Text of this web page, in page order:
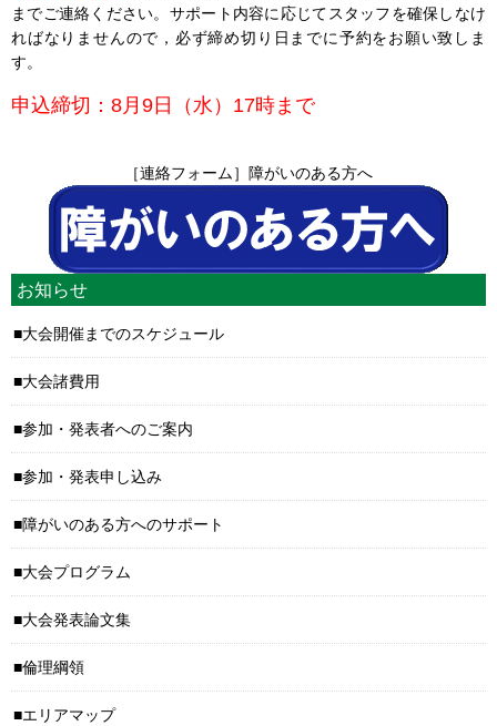
までご連絡ください。サポート内容に応じてスタッフを確保しなけ
ればなりませんので，必ず締め切り日までに予約をお願い致しま
す。
申込締切：8月9日（水）17時まで
［連絡フォーム］障がいのある方へ
お知らせ
大会開催までのスケジュール
大会諸費用
参加・発表者へのご案内
参加・発表申し込み
障がいのある方へのサポート
大会プログラム
大会発表論文集
倫理綱領
エリアマップ